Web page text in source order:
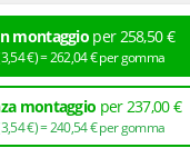
montaggio per 258,50 €
3,54€ ) =262,04€per gomma
montaggio per 237,00 €
3,54€ ) =240,54€per gomma